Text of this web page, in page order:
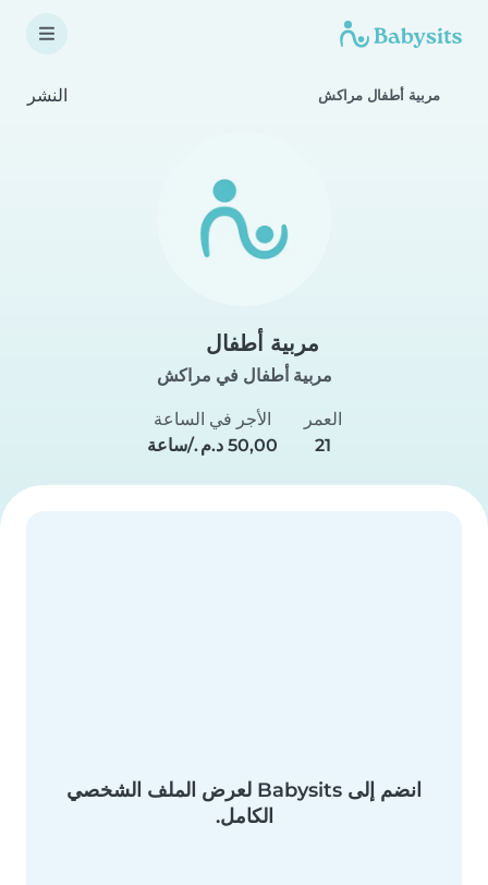
مربية أطفال مراكش النشر
مربية أطفال
مربية أطفال في مراكش
العمر
21
الأجر في الساعة
انضم إلى Babysits لعرض الملف الشخصي
الكامل.